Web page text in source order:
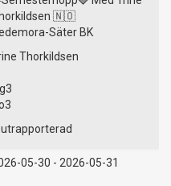
🇳🇴
Säter BK
Thorkildsen
05-30 - 2026-05-31